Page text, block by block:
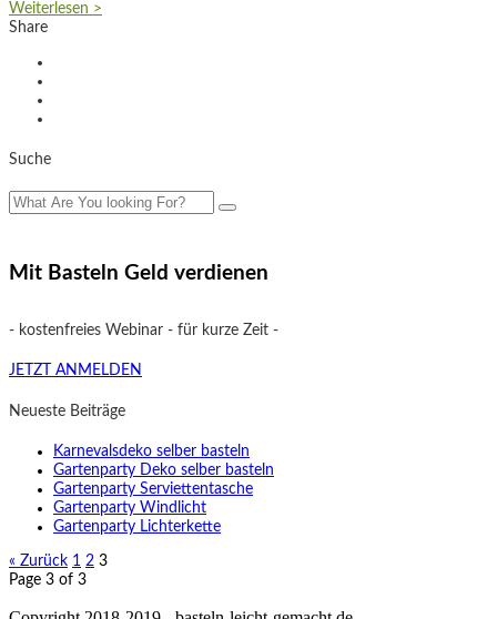
Weiterlesen >
Share
Suche
Mit Basteln Geld verdienen
- kostenfreies Webinar - für kurze Zeit -
JETZT ANMELDEN
Neueste Beiträge
Karnevalsdeko selber basteln
Gartenparty Deko selber basteln
Gartenparty Serviettentasche
Gartenparty Windlicht
Gartenparty Lichterkette
« Zurück 1 2 3
Page 3 of 3